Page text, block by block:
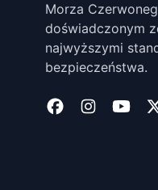
Morza
doświadczonym
najwyższymi
bezpieczeństwa.